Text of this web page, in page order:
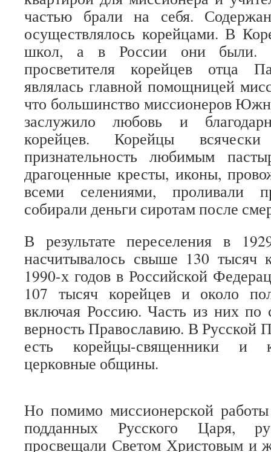
частью брали на себя.
осуществлялось корейцами. В
школ, а в России они были.
просветителя корейцев отца
являлась главной помощницей
что большинство миссионеров
заслужило любовь и
корейцев. Корейцы
признательность любимым
драгоценные кресты, иконы,
всеми селениями, проливали
собирали деньги сиротам после
В результате переселения в
насчитывалось свыше 130 тысяч
1990-х годов в Российской
107 тысяч корейцев и около
включая Россию. Часть из них по
верность Православию. В Русской
есть корейцы-священники и
церковные общины.
Но помимо миссионерской
подданных Русского Царя,
просвещали Светом Христовым и